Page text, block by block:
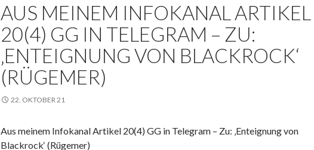
AUS MEINEM INFOKANAL ARTIKEL
20(4) GG IN TELEGRAM – ZU:
‚ENTEIGNUNG VON BLACKROCK‘
(RÜGEMER)
22. OKTOBER 21
Aus meinem Infokanal Artikel 20(4) GG in Telegram – Zu: ‚Enteignung von
Blackrock‘ (Rügemer)